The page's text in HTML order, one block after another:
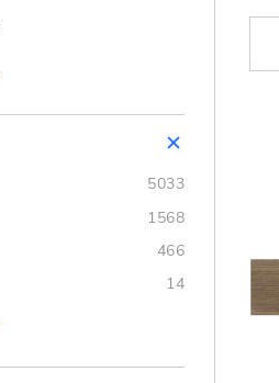
5033
1568
466
14